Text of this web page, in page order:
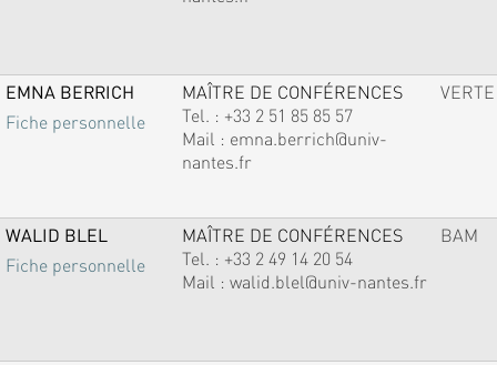
EMNA BERRICH
Fiche personnelle
MAÎTRE DE CONFÉRENCES
Tel. : +33 2 51 85 85 57
Mail : emna.berrich@univ-
nantes.fr
VERTE
WALID BLEL
Fiche personnelle
MAÎTRE DE CONFÉRENCES
Tel. : +33 2 49 14 20 54
Mail : walid.blel@univ-nantes.fr
BAM